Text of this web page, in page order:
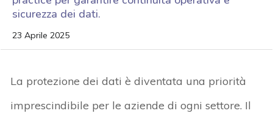
sicurezza dei dati.
23 Aprile 2025
La protezione dei dati è diventata una priorità
imprescindibile per le aziende di ogni settore. Il